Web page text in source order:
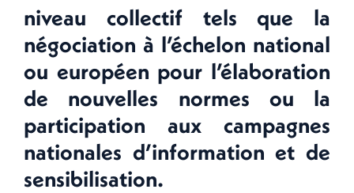
niveau collectif tels que la
négociation à l’échelon national
ou européen pour l’élaboration
de nouvelles normes ou la
participation aux campagnes
nationales d’information et de
sensibilisation.